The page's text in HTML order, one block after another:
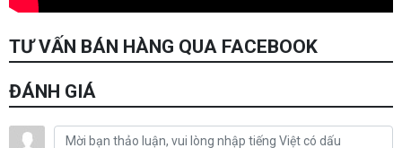
TƯ VẤN BÁN HÀNG QUA FACEBOOK
ĐÁNH GIÁ